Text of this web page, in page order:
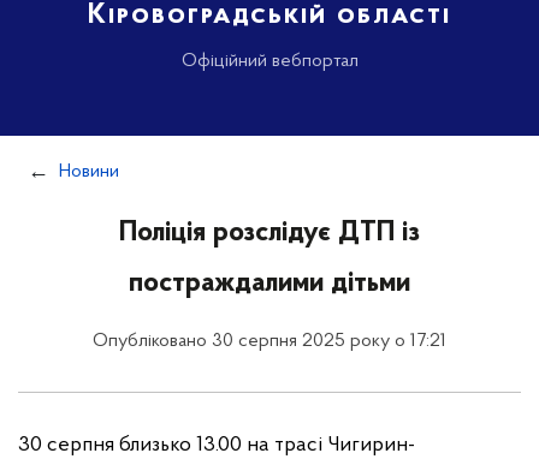
Кіровоградській області
Офіційний вебпортал
Новини
Поліція розслідує ДТП із
постраждалими дітьми
Опубліковано 30 серпня 2025 року о 17:21
30 серпня близько 13.00 на трасі Чигирин-